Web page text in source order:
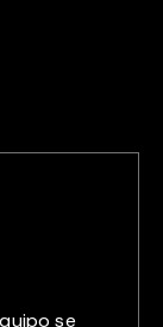
se